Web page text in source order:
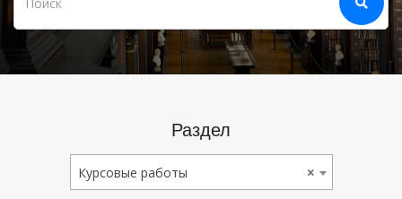
Раздел
Курсовые Работы ×
Курсовые работы